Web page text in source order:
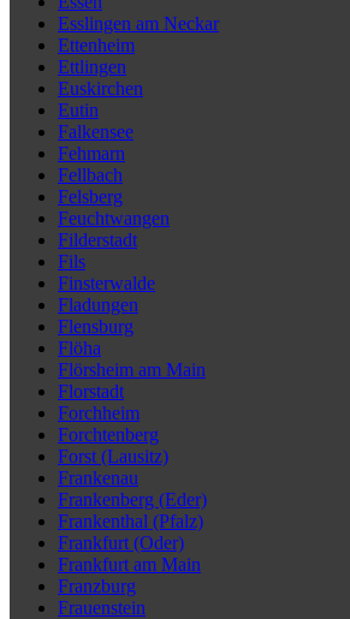
Esslingen am Neckar
Ettenheim
Ettlingen
Euskirchen
Eutin
Falkensee
Fehmarn
Fellbach
Felsberg
Feuchtwangen
Filderstadt
Fils
Finsterwalde
Fladungen
Flensburg
Flöha
Flörsheim am Main
Florstadt
Forchheim
Forchtenberg
Forst (Lausitz)
Frankenau
Frankenberg (Eder)
Frankenthal (Pfalz)
Frankfurt (Oder)
Frankfurt am Main
Franzburg
Frauenstein